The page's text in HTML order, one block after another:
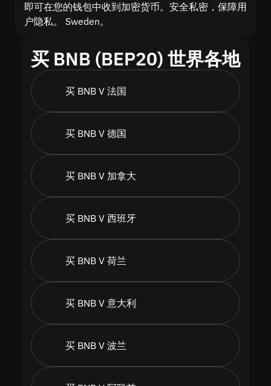
即可在您的钱包中收到加密货币。安全私密，保障用
户隐私。 Sweden。
买 BNB (BEP20) 世界各地
买 BNB V 法国
买 BNB V 德国
买 BNB V 加拿大
买 BNB V 西班牙
买 BNB V 荷兰
买 BNB V 意大利
买 BNB V 波兰